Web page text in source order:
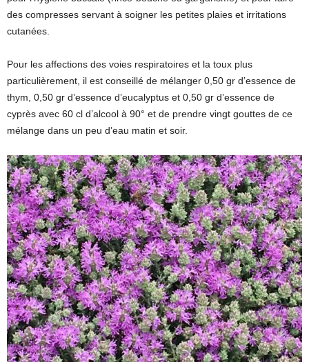
des compresses servant à soigner les petites plaies et irritations
cutanées.
Pour les affections des voies respiratoires et la toux plus
particulièrement, il est conseillé de mélanger 0,50 gr d’essence de
thym, 0,50 gr d’essence d’eucalyptus et 0,50 gr d’essence de
cyprès avec 60 cl d’alcool à 90° et de prendre vingt gouttes de ce
mélange dans un peu d’eau matin et soir.